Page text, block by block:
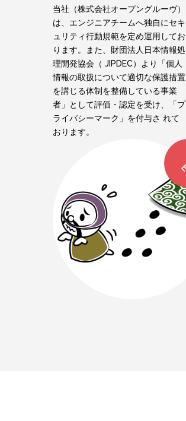
当社（株式会社オープングルーヴ）
は、エンジニアチームへ独自にセキ
ュリティ行動規範を定め運用してお
ります。また、財団法人日本情報処
理開発協会（ JIPDEC）より「個人
情報の取扱について適切な保護措置
を講じる体制を整備している事業
者」として評価・認定を受け、「プ
ライバシーマーク」を付与さ れて
おります。